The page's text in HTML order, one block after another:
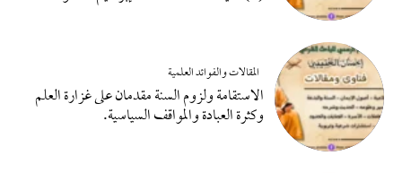
المقالات والفوائد العلمية
الاستقامة ولزوم السنة مقدمان على غزارة العلم
وكثرة العبادة والمواقف السياسية.